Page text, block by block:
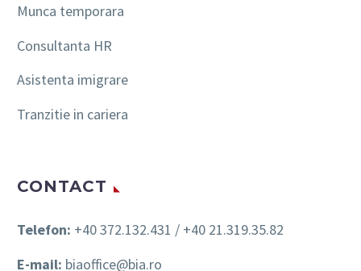
Munca temporara
Consultanta HR
Asistenta imigrare
Tranzitie in cariera
CONTACT
Telefon: +40 372.132.431 / +40 21.319.35.82
E-mail: biaoffice@bia.ro